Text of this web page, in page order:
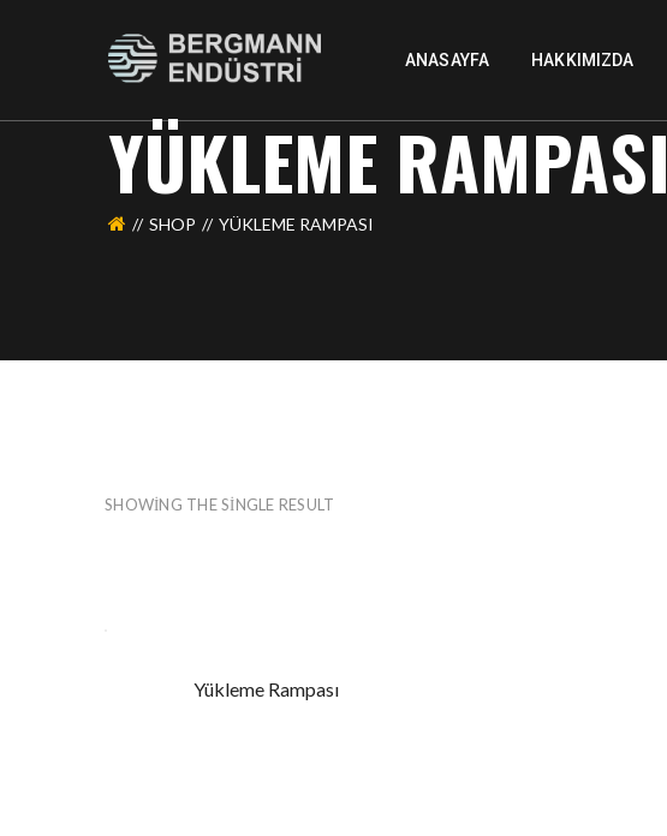
ANASAYFA HAKKIMIZDA
YÜKLEME RAMPASI
SHOP YÜKLEME RAMPASI
SHOWING THE SINGLE RESULT
Yükleme Rampası